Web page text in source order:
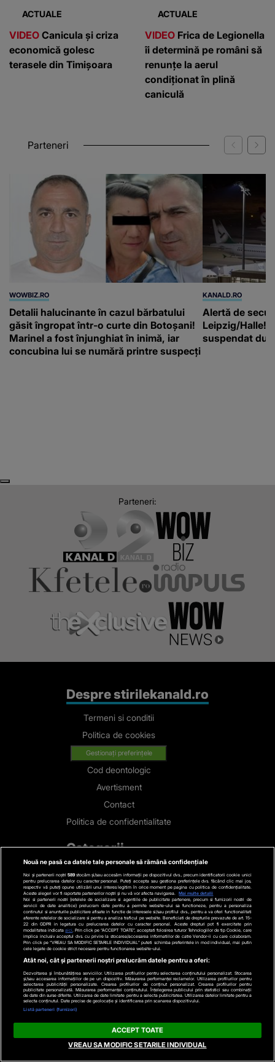
ACTUALE
VIDEO Canicula și criza
economică golesc
terasele din Timișoara
ACTUALE
VIDEO Frica de Legionella
îi determină pe români să
renunțe la aerul
condiționat în plină
caniculă
Parteneri
WOWBIZ.RO
Detalii halucinante în cazul bărbatului
găsit îngropat într-o curte din Botoșani!
Marinel a fost înjunghiat în inimă, iar
concubina lui se numără printre suspecți
KANALD.RO
Alertă de
Leipzig/Halle!
suspendat
Parteneri:
Despre stirilekanald.ro
Termeni si conditii
Politica de cookies
Gestionați preferințele
Cod deontologic
Avertisment
Contact
Politica de confidentialitate
Categorii
Stiri actuale
Stiri Politice
Educatie
Stiri externe
Life
Tech
Stiri auto
Stiri economice
Contact
Bd. Mărăști 65-67,
Nouă ne pasă ca datele tale personale să rămână confidențiale
Noi și partenerii noștri 589stocăm și/sau accesăm informații pe dispozitivul dvs., precum identificatorii cookie unici
pentru prelucrarea datelor cu caracter personal. Puteți accepta sau gestiona preferințele dvs. făcând clic mai jos,
respectiv vă puteți opune utilizării unui interes legitim în orice moment pe pagina cu politica de confidențialitate.
Aceste alegeri vor fi raportate partenerilor noștri și nu vă vor afecta navigarea.
Mai multe detalii
Noi si partenerii nostri (retelele de socializare si agentiile de publicitate partenere, precum si furnizorii nostri de
servicii de date analitice) prelucram date pentru a permite website-ului sa functioneze, pentru a personaliza
continutul si anunturile publicitare afisate in functie de interesele si/sau profilul dvs., pentru a va oferi functionalitati
aferente retelelor de socializare si pentru a analiza traficul pe website. Beneficiati de drepturile prevazute de art. 15-
22 din GDPR in legatura cu prelucrarea datelor cu caracter personal. Aceste drepturi pot fi exercitate prin
modalitatea indicataaici . Prin click pe “ACCEPT TOATE”, acceptati folosirea tuturor Tehnologiilor de tip Cookie, care
implica inclusiv acceptul dvs. cu privire la stocarea/accesarea informatiilor de catre Vendor-ii cu care colaboram.
Prin click pe “VREAU SA MODIFIC SETARILE INDIVIDUAL” puteti schimba preferintele in mod individual, mai putin
cele legate de cookie strict necesare pentru functionarea website-ului.
Atât noi, cât și partenerii noștri prelucrăm datele pentru a oferi:
Dezvoltarea și îmbunătățirea serviciilor. Utilizarea profilurilor pentru selectarea conținutului personalizat. Stocarea
și/sau accesarea informațiilor de pe un dispozitiv. Măsurarea performanței reclamelor. Utilizarea profilurilor pentru
selectarea publicității personalizate. Crearea profilurilor de conținut personalizat. Crearea profilurilor pentru
publicitate personalizată. Măsurarea performanței conținutului. Înțelegerea publicului prin statistici sau combinații
de date din surse diferite. Utilizarea de date limitate pentru a selecta publicitatea. Utilizarea datelor limitate pentru a
selecta conținutul. Date precise de geolocație și identificarea prin scanarea dispozitivului.
Listă parteneri (furnizori)
ACCEPT TOATE
VREAU SA MODIFIC SETARILE INDIVIDUAL